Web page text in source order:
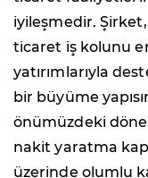
iyileşmedir.
ticaret iş kolunu
yatırımlarıyla
bir büyüme
önümüzdeki
nakit yaratma
üzerinde olumlu